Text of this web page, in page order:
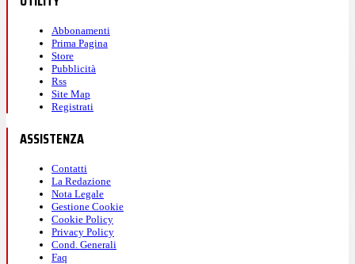
Abbonamenti
Prima Pagina
Store
Pubblicità
Rss
Site Map
Registrati
ASSISTENZA
Contatti
La Redazione
Nota Legale
Gestione Cookie
Cookie Policy
Privacy Policy
Cond. Generali
Faq